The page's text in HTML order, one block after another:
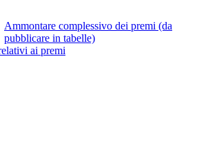
Ammontare complessivo dei premi (da
pubblicare in tabelle)
ai premi